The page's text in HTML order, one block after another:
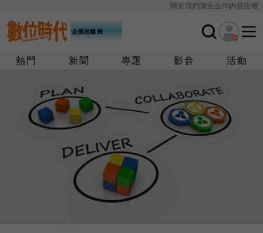
關於我們廣告合作內容授權
熱門 新聞 專題 影音 活動